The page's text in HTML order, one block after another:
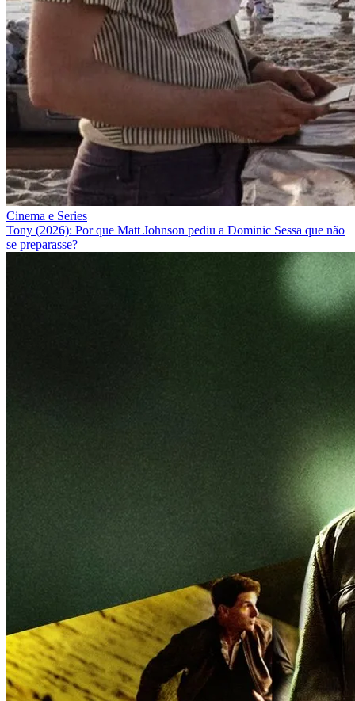
Cinema e Series
Tony (2026): Por que Matt Johnson pediu a Dominic Sessa que não
se preparasse?